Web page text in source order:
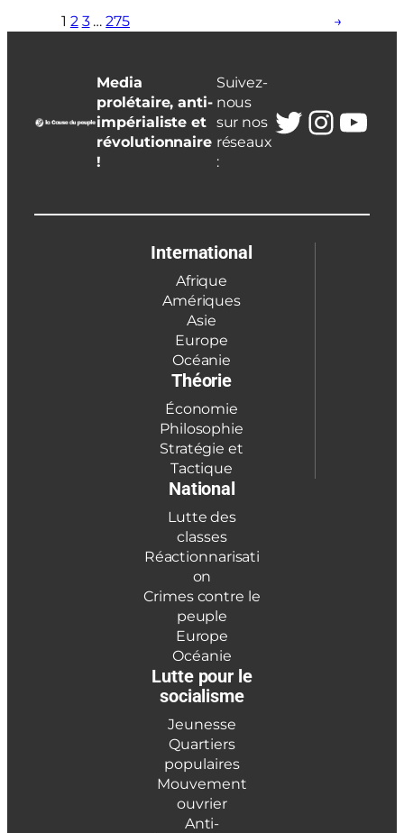
1 2 3 … 275 →
Media
prolétaire, anti-
impérialiste et
révolutionnaire
!
Suivez-
nous
sur nos
réseaux
:
Twitter
International
Afrique
Amériques
Asie
Europe
Océanie
Théorie
Économie
Philosophie
Stratégie et
Tactique
National
Lutte des
classes
Réactionnarisati
on
Crimes contre le
peuple
Europe
Océanie
Lutte pour le
socialisme
Jeunesse
Quartiers
populaires
Mouvement
ouvrier
Anti-